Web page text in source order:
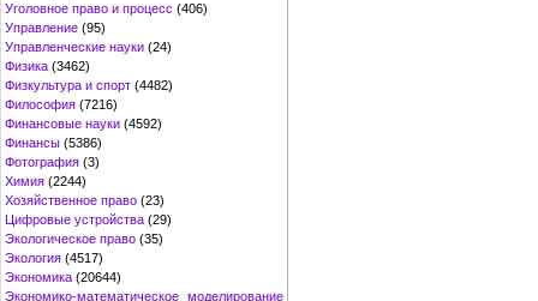
Уголовное право и процесс (406)
Управление (95)
Управленческие науки (24)
Физика (3462)
Физкультура и спорт (4482)
Философия (7216)
Финансовые науки (4592)
Финансы (5386)
Фотография (3)
Химия (2244)
Хозяйственное право (23)
Цифровые устройства (29)
Экологическое право (35)
Экология (4517)
Экономика (20644)
Экономико-математическое моделирование